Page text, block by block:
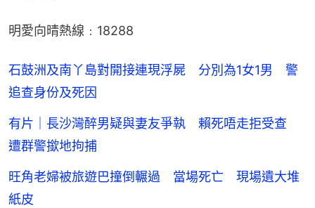
明愛向晴熱線﹕18288
石鼓洲及南丫島對開接連現浮屍 分別為1女1男 警
追查身份及死因
有片｜長沙灣醉男疑與妻友爭執 賴死唔走拒受查
遭群警撳地拘捕
旺角老婦被旅遊巴撞倒輾過 當場死亡 現場遺大堆
紙皮